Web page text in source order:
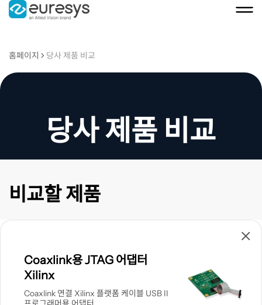
홈페이지 당사 제품 비교
당사 제품 비교
비교할 제품
제
Coaxlink용 JTAG 어댑터
Xilinx
Coaxlink 연결 Xilinx 플랫폼 케이블 USB II